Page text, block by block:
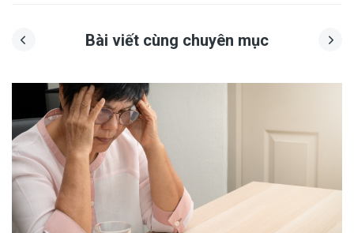
Bài viết cùng chuyên mục